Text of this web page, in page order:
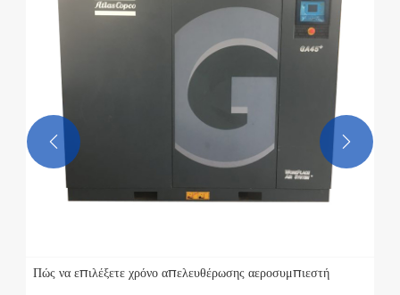
Πώς να επιλέξετε χρόνο απελευθέρωσης αεροσυμπιεστή
 